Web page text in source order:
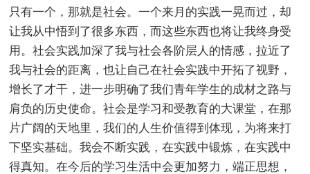
只有一个，那就是社会。一个来月的实践一晃而过，却
让我从中悟到了很多东西，而这些东西也将让我终身受
用。社会实践加深了我与社会各阶层人的情感，拉近了
我与社会的距离，也让自己在社会实践中开拓了视野，
增长了才干，进一步明确了我们青年学生的成材之路与
肩负的历史使命。社会是学习和受教育的大课堂，在那
片广阔的天地里，我们的人生价值得到体现，为将来打
下坚实基础。我会不断实践，在实践中锻炼，在实践中
得真知。在今后的学习生活中会更加努力，端正思想，